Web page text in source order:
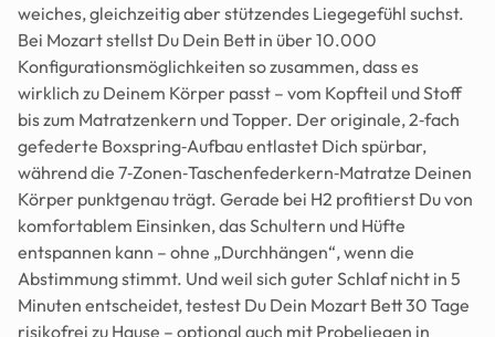
weiches, gleichzeitig aber stützendes Liegegefühl suchst.
Bei Mozart stellst Du Dein Bett in über 10.000
Konfigurationsmöglichkeiten so zusammen, dass es
wirklich zu Deinem Körper passt – vom Kopfteil und Stoff
bis zum Matratzenkern und Topper. Der originale, 2‑fach
gefederte Boxspring‑Aufbau entlastet Dich spürbar,
während die 7‑Zonen‑Taschenfederkern‑Matratze Deinen
Körper punktgenau trägt. Gerade bei H2 profitierst Du von
komfortablem Einsinken, das Schultern und Hüfte
entspannen kann – ohne „Durchhängen“, wenn die
Abstimmung stimmt. Und weil sich guter Schlaf nicht in 5
Minuten entscheidet, testest Du Dein Mozart Bett 30 Tage
risikofrei zu Hause – optional auch mit Probeliegen in